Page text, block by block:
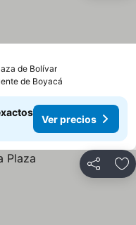
de Bolívar
de Boyacá
Ver precios
Compartir